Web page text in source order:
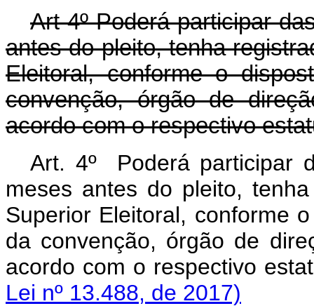
Art 4º Poderá participar
antes do pleito, tenha
Eleitoral, conforme o
convenção, órgão de
acordo com o respectivo
Art. 4º Poderá participar
meses antes do pleito,
Superior Eleitoral, conforme
da convenção, órgão de
acordo com o
Lei nº 13.488, de 2017)